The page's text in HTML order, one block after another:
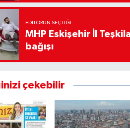
EDITÖRÜN SEÇTIĞI
MHP Eskişehir İl
bağışı
çekebilir